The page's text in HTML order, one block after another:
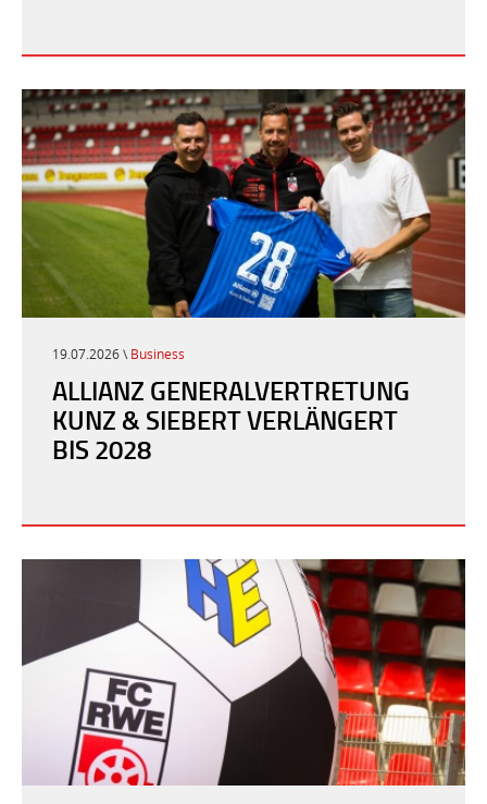
19.07.2026 \ Business
ALLIANZ GENERALVERTRETUNG
KUNZ & SIEBERT VERLÄNGERT
BIS 2028